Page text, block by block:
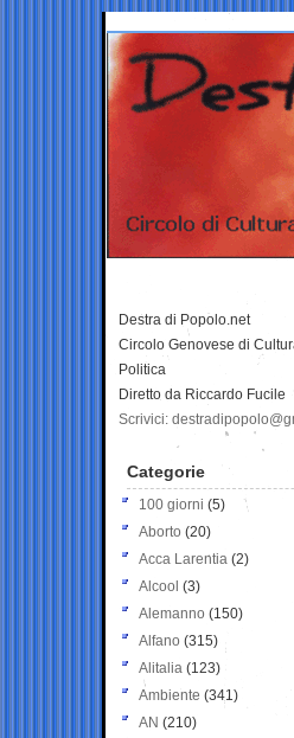
Destra di Popolo.net
Circolo Genovese di
Politica
Diretto da Riccardo Fucile
Scrivici:
Categorie
100 giorni (5)
Aborto (20)
Acca Larentia (2)
Alcool (3)
Alemanno (150)
Alfano (315)
Alitalia (123)
Ambiente (341)
AN (210)